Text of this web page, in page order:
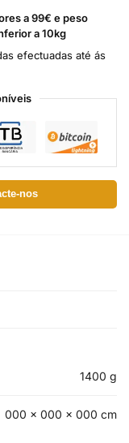
a 99€ e peso
a 10kg
efectuadas até ás
nos
1400 g
000 × 000 × 000 cm